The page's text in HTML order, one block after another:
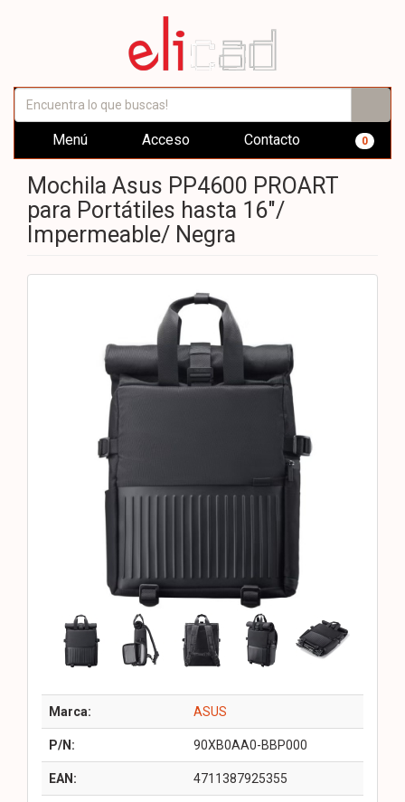
Menú Acceso Contacto 0
Mochila Asus PP4600 PROART
para Portátiles hasta 16"/
Impermeable/ Negra
Marca: ASUS
P/N: 90XB0AA0-BBP000
EAN: 4711387925355